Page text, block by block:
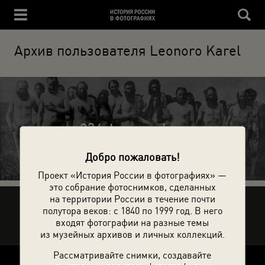
Добро пожаловать!
Проект «История России в фотографиях» —
это собрание фотоснимков, сделанных
на территории России в течение почти
полутора веков: с 1840 по 1999 год. В него
входят фотографии на разные темы
из музейных архивов и личных коллекций.
Рассматривайте снимки, создавайте
Архив пользователя Leonoro Karel
234 фотографии
Рассказать друзьям